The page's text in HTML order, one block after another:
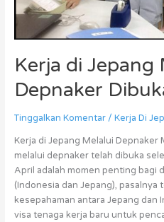
Kerja di Jepang
Depnaker
Tinggalkan Komentar / Kerja Di
Kerja di Jepang Melalui Depnaker
melalui depnaker telah dibuka
April adalah momen penting bagi
(Indonesia dan Jepang), pasalnya
kesepahaman antara Jepang
visa tenaga kerja baru untuk